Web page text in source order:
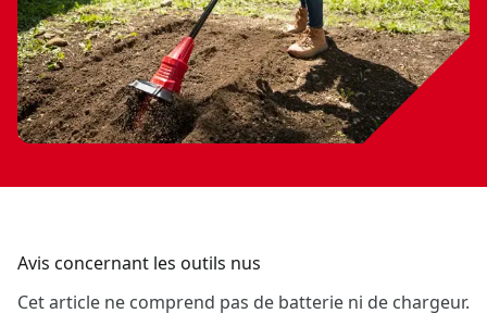
Avis concernant les outils nus
Cet article ne comprend pas de batterie ni de chargeur.